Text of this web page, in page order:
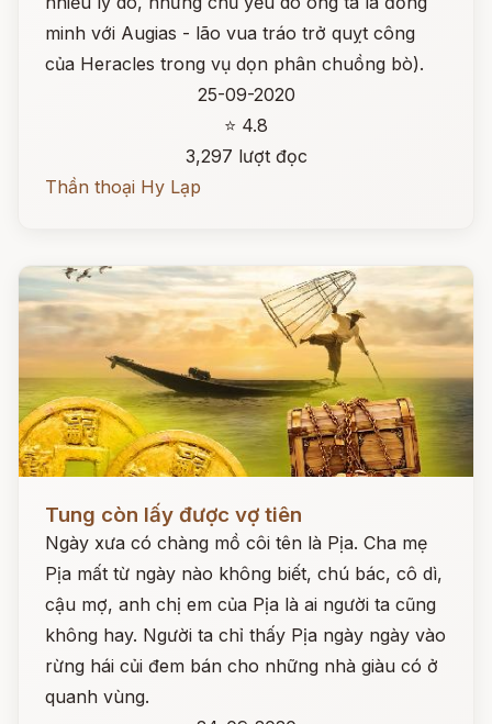
minh với Augias - lão vua tráo trở quỵt công
của Heracles trong vụ dọn phân chuồng bò).
25-09-2020
⭐ 4.8
3,297 lượt đọc
Thần thoại Hy Lạp
Tung còn lấy được vợ tiên
Ngày xưa có chàng mồ côi tên là Pịa. Cha mẹ
Pịa mất từ ngày nào không biết, chú bác, cô dì,
cậu mợ, anh chị em của Pịa là ai người ta cũng
không hay. Người ta chỉ thấy Pịa ngày ngày vào
rừng hái củi đem bán cho những nhà giàu có ở
quanh vùng.